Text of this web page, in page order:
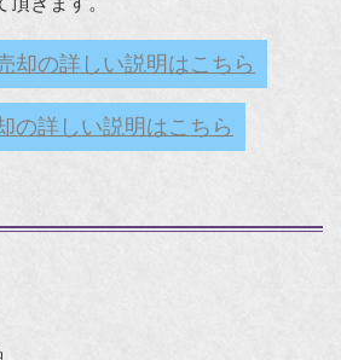
却の詳しい説明はこちら
の詳しい説明はこちら